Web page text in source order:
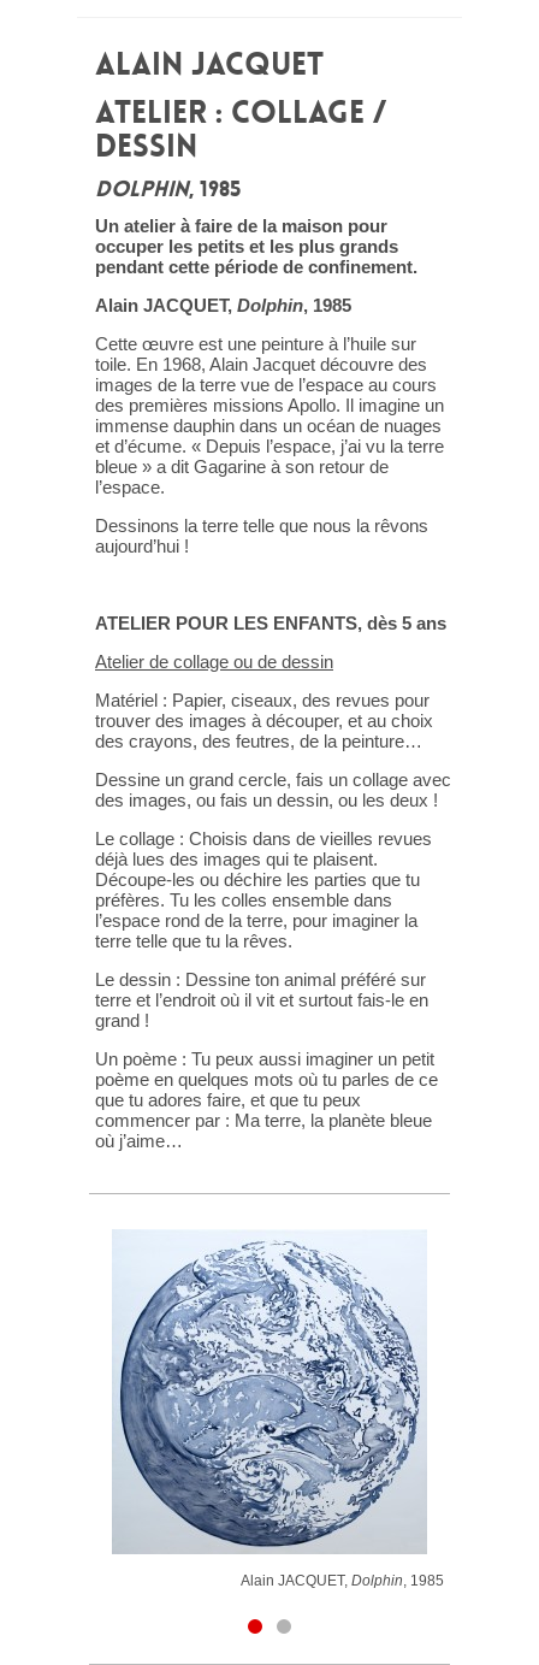
ALAIN JACQUET
ATELIER : COLLAGE /
DESSIN
DOLPHIN, 1985
Un atelier à faire de la maison pour
occuper les petits et les plus grands
pendant cette période de confinement.
Alain JACQUET, Dolphin, 1985
Cette œuvre est une peinture à l’huile sur
toile. En 1968, Alain Jacquet découvre des
images de la terre vue de l’espace au cours
des premières missions Apollo. Il imagine un
immense dauphin dans un océan de nuages
et d’écume. « Depuis l’espace, j’ai vu la terre
bleue » a dit Gagarine à son retour de
l’espace.
Dessinons la terre telle que nous la rêvons
aujourd’hui !
ATELIER POUR LES ENFANTS, dès 5 ans
Atelier de collage ou de dessin
Matériel : Papier, ciseaux, des revues pour
trouver des images à découper, et au choix
des crayons, des feutres, de la peinture…
Dessine un grand cercle, fais un collage avec
des images, ou fais un dessin, ou les deux !
Le collage : Choisis dans de vieilles revues
déjà lues des images qui te plaisent.
Découpe-les ou déchire les parties que tu
préfères. Tu les colles ensemble dans
l’espace rond de la terre, pour imaginer la
terre telle que tu la rêves.
Le dessin : Dessine ton animal préféré sur
terre et l’endroit où il vit et surtout fais-le en
grand !
Un poème : Tu peux aussi imaginer un petit
poème en quelques mots où tu parles de ce
que tu adores faire, et que tu peux
commencer par : Ma terre, la planète bleue
où j’aime…
Alain JACQUET, Dolphin, 1985